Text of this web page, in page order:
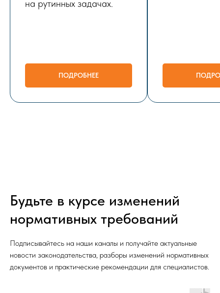
на рутинных задачах.
ПОДРОБНЕЕ
Будьте в курсе изменений
нормативных требований
Подписывайтесь на наши каналы и получайте актуальные
новости законодательства, разборы изменений нормативных
документов и практические рекомендации для специалистов.